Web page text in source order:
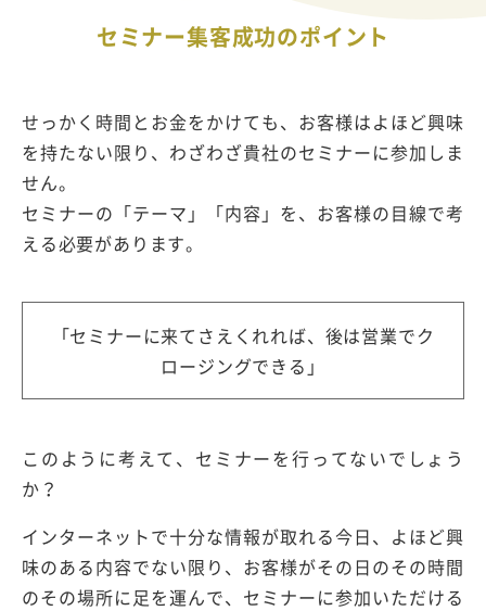
セミナー集客成功のポイント
せっかく時間とお金をかけても、お客様はよほど興味
を持たない限り、わざわざ貴社のセミナーに参加しま
せん。
セミナーの「テーマ」「内容」を、お客様の目線で考
える必要があります。
「セミナーに来てさえくれれば、後は営業でク
ロージングできる」
このように考えて、セミナーを行ってないでしょう
か？
インターネットで十分な情報が取れる今日、よほど興
味のある内容でない限り、お客様がその日のその時間
のその場所に足を運んで、セミナーに参加いただける